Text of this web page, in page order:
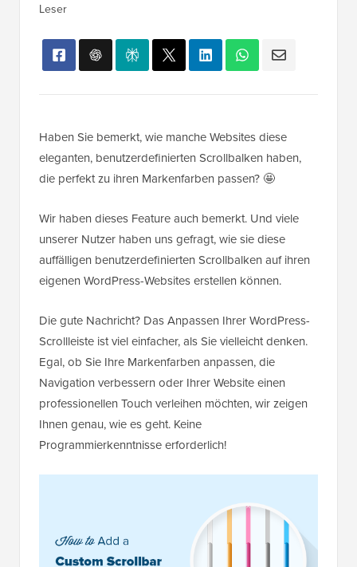
Leser
Haben Sie bemerkt, wie manche Websites diese
eleganten, benutzerdefinierten Scrollbalken haben,
die perfekt zu ihren Markenfarben passen? 🤩
Wir haben dieses Feature auch bemerkt. Und viele
unserer Nutzer haben uns gefragt, wie sie diese
auffälligen benutzerdefinierten Scrollbalken auf ihren
eigenen WordPress-Websites erstellen können.
Die gute Nachricht? Das Anpassen Ihrer WordPress-
Scrollleiste ist viel einfacher, als Sie vielleicht denken.
Egal, ob Sie Ihre Markenfarben anpassen, die
Navigation verbessern oder Ihrer Website einen
professionellen Touch verleihen möchten, wir zeigen
Ihnen genau, wie es geht. Keine
Programmierkenntnisse erforderlich!